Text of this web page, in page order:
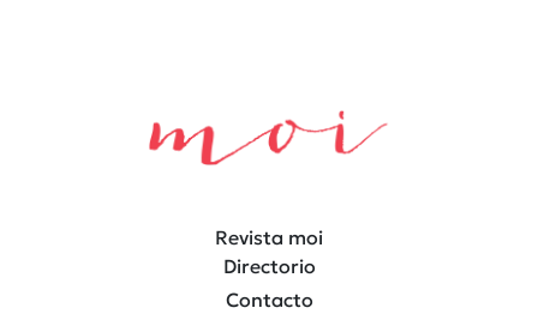
Revista moi
Directorio
Contacto